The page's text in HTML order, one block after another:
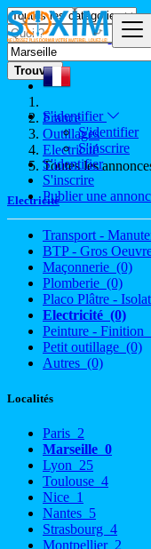
S'identifier
S'identifier
S'inscrire
S'identifier
S'inscrire
Publier une
Trouver
France
Outillages
Electricité
Toutes les
Electricité
Transport -
BTP - Gros
Maçonnerie (0)
Plomberie (0)
Placo Plâtre -
Electricité (0)
Peinture - Finition
Petit outillage (0)
Autres (0)
Localités
Paris 2
Marseille 0
Lyon 25
Toulouse 4
Nice 1
Nantes 5
Strasbourg 4
Montpellier 2